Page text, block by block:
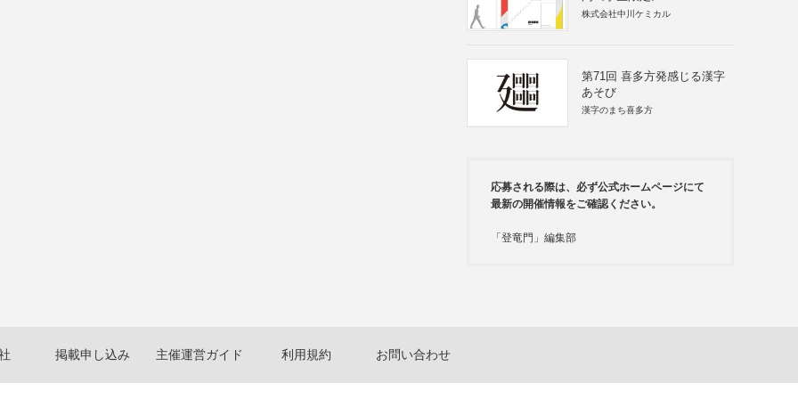
株式会社中川ケミカル
第71回 喜多方発感じる漢字
あそび
漢字のまち喜多方
応募される際は、必ず公式ホームページにて
最新の開催情報をご確認ください。
「登竜門」編集部
掲載申し込み 主催運営ガイド 利用規約 お問い合わせ